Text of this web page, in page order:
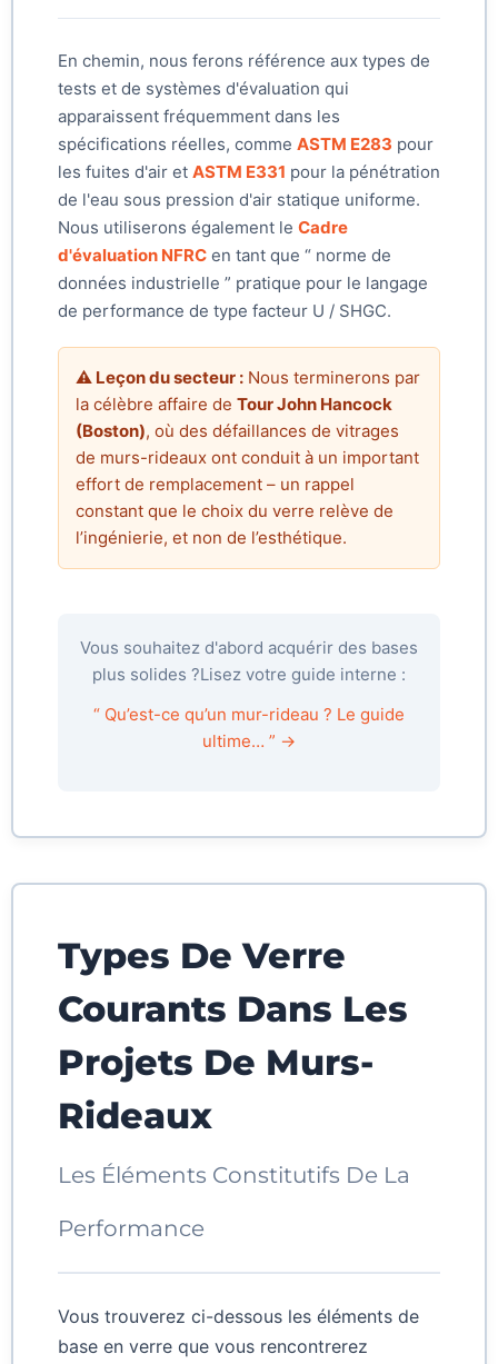
En chemin, nous ferons référence aux types de
tests et de systèmes d'évaluation qui
apparaissent fréquemment dans les
spécifications réelles, comme ASTM E283 pour
les fuites d'air et ASTM E331 pour la pénétration
de l'eau sous pression d'air statique uniforme.
Nous utiliserons également le Cadre
d'évaluation NFRC en tant que “ norme de
données industrielle ” pratique pour le langage
de performance de type facteur U / SHGC.
⚠️ Leçon du secteur : Nous terminerons par
la célèbre affaire de Tour John Hancock
(Boston), où des défaillances de vitrages
de murs-rideaux ont conduit à un important
effort de remplacement – un rappel
constant que le choix du verre relève de
l’ingénierie, et non de l’esthétique.
Vous souhaitez d'abord acquérir des bases
plus solides ?Lisez votre guide interne :
“ Qu’est-ce qu’un mur-rideau ? Le guide
ultime… ” →
Types De Verre
Courants Dans Les
Projets De Murs-
Rideaux
Les Éléments Constitutifs De La
Performance
Vous trouverez ci-dessous les éléments de
base en verre que vous rencontrerez